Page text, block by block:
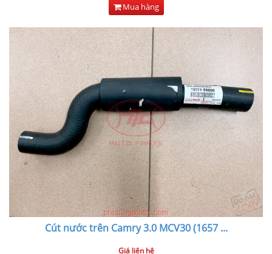
Mua hàng
Cút nước trên Camry 3.0 MCV30 (1657...
Giá liên hệ